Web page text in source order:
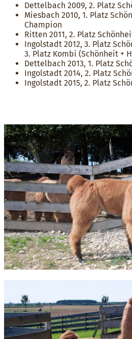
Dettelbach 2009, 2. Platz
Miesbach 2010, 1. Platz
Champion
Ritten 2011, 2. Platz
Ingolstadt 2012, 3. Platz
3. Platz Kombi (Schönheit +
Dettelbach 2013, 1. Platz
Ingolstadt 2014, 2. Platz
Ingolstadt 2015, 2. Platz